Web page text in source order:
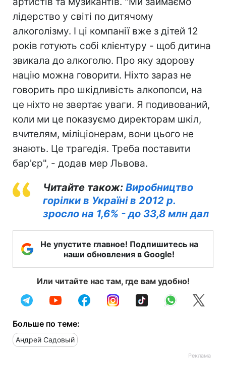
лідерство у світі по дитячому
алкоголізму. І ці компанії вже з дітей 12
років готують собі клієнтуру - щоб дитина
звикала до алкоголю. Про яку здорову
націю можна говорити. Ніхто зараз не
говорить про шкідливість алкопопси, на
це ніхто не звертає уваги. Я подивований,
коли ми це показуємо директорам шкіл,
вчителям, міліціонерам, вони цього не
знають. Це трагедія. Треба поставити
бар'єр", - додав мер Львова.
Читайте також: Виробництво
горілки в Україні в 2012 р.
зросло на 1,6% - до 33,8 млн дал
Не упустите главное! Подпишитесь на
наши обновления в Google!
Или читайте нас там, где вам удобно!
Больше по теме:
Андрей Садовый